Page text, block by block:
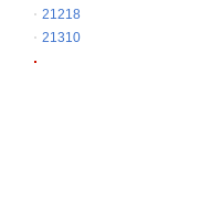
21218
21310